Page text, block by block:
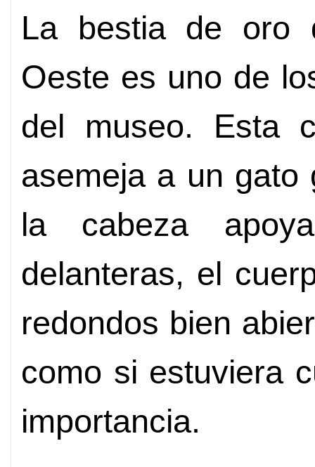
La bestia de oro
Oeste es uno de
del museo. Esta
asemeja a un gato
la cabeza
delanteras, el
redondos bien
como si estuviera
importancia.